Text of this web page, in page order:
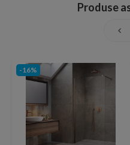
Produse
-16%